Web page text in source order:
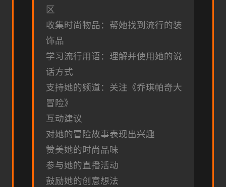
区
收集时尚物品：帮她找到流行的装
饰品
学习流行用语：理解并使用她的说
话方式
支持她的频道：关注《乔琪帕奇大
冒险》
互动建议
对她的冒险故事表现出兴趣
赞美她的时尚品味
参与她的直播活动
鼓励她的创意想法